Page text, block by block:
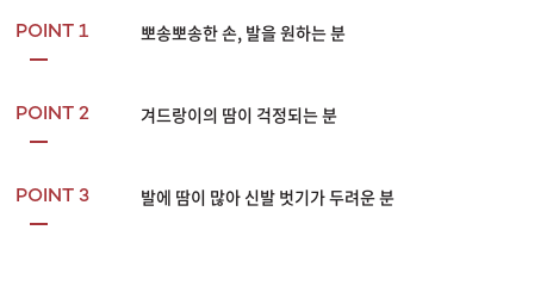
POINT 1 뽀송뽀송한 손, 발을 원하는 분
POINT 2 겨드랑이의 땀이 걱정되는 분
POINT 3 발에 땀이 많아 신발 벗기가 두려운 분